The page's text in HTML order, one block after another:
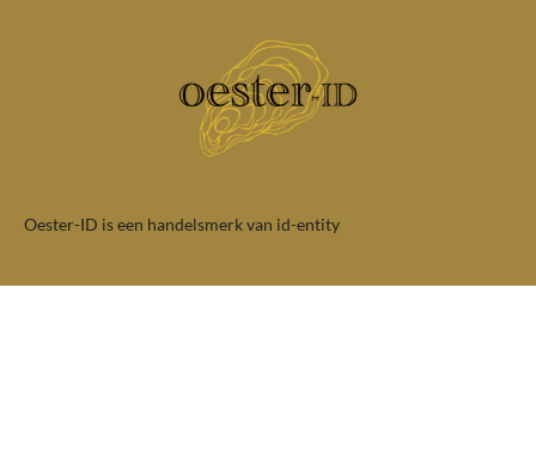
Oester-ID is een handelsmerk van id-entity